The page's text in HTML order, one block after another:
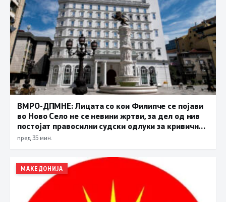
ВМРО-ДПМНЕ: Лицата со кои Филипче се појави
во Ново Село не се невини жртви, за дел од нив
постојат правосилни судски одлуки за кривични
дела
пред 35 мин.
МАКЕДОНИЈА